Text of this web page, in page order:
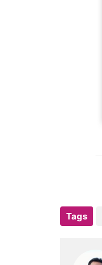
Tags